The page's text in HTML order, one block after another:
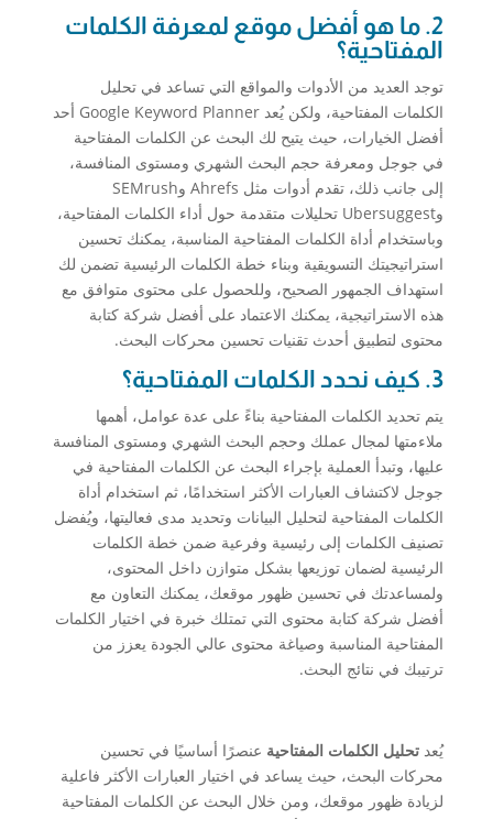
2. ما هو أفضل موقع لمعرفة الكلمات
المفتاحية؟
توجد العديد من الأدوات والمواقع التي تساعد في تحليل
الكلمات المفتاحية، ولكن يُعد Google Keyword Planner أحد
أفضل الخيارات، حيث يتيح لك البحث عن الكلمات المفتاحية
في جوجل ومعرفة حجم البحث الشهري ومستوى المنافسة،
إلى جانب ذلك، تقدم أدوات مثل Ahrefs وSEMrush
وUbersuggest تحليلات متقدمة حول أداء الكلمات المفتاحية،
وباستخدام أداة الكلمات المفتاحية المناسبة، يمكنك تحسين
استراتيجيتك التسويقية وبناء خطة الكلمات الرئيسية تضمن لك
استهداف الجمهور الصحيح، وللحصول على محتوى متوافق مع
هذه الاستراتيجية، يمكنك الاعتماد على أفضل شركة كتابة
محتوى لتطبيق أحدث تقنيات تحسين محركات البحث.
3. كيف نحدد الكلمات المفتاحية؟
يتم تحديد الكلمات المفتاحية بناءً على عدة عوامل، أهمها
ملاءمتها لمجال عملك وحجم البحث الشهري ومستوى المنافسة
عليها، وتبدأ العملية بإجراء البحث عن الكلمات المفتاحية في
جوجل لاكتشاف العبارات الأكثر استخدامًا، ثم استخدام أداة
الكلمات المفتاحية لتحليل البيانات وتحديد مدى فعاليتها، ويُفضل
تصنيف الكلمات إلى رئيسية وفرعية ضمن خطة الكلمات
الرئيسية لضمان توزيعها بشكل متوازن داخل المحتوى،
ولمساعدتك في تحسين ظهور موقعك، يمكنك التعاون مع
أفضل شركة كتابة محتوى التي تمتلك خبرة في اختيار الكلمات
المفتاحية المناسبة وصياغة محتوى عالي الجودة يعزز من
ترتيبك في نتائج البحث.
يُعد تحليل الكلمات المفتاحية عنصرًا أساسيًا في تحسين
محركات البحث، حيث يساعد في اختيار العبارات الأكثر فاعلية
لزيادة ظهور موقعك، ومن خلال البحث عن الكلمات المفتاحية